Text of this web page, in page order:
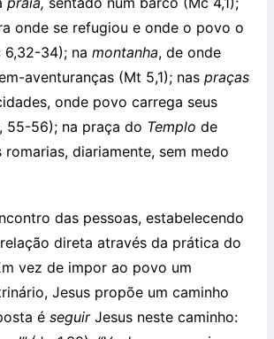
onde se refugiou e onde o povo o
6,32-34); na montanha, de onde
aventuranças (Mt 5,1); nas praças
onde povo carrega seus
55-56); na praça do Templo de
romarias, diariamente, sem medo
das pessoas, estabelecendo
direta através da prática do
vez de impor ao povo um
Jesus propõe um caminho
é seguirJesus neste caminho: